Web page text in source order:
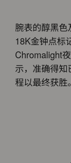
腕表的醇黑色
18K金钟点标
Chromalight
示，准确得
程以最终获胜。